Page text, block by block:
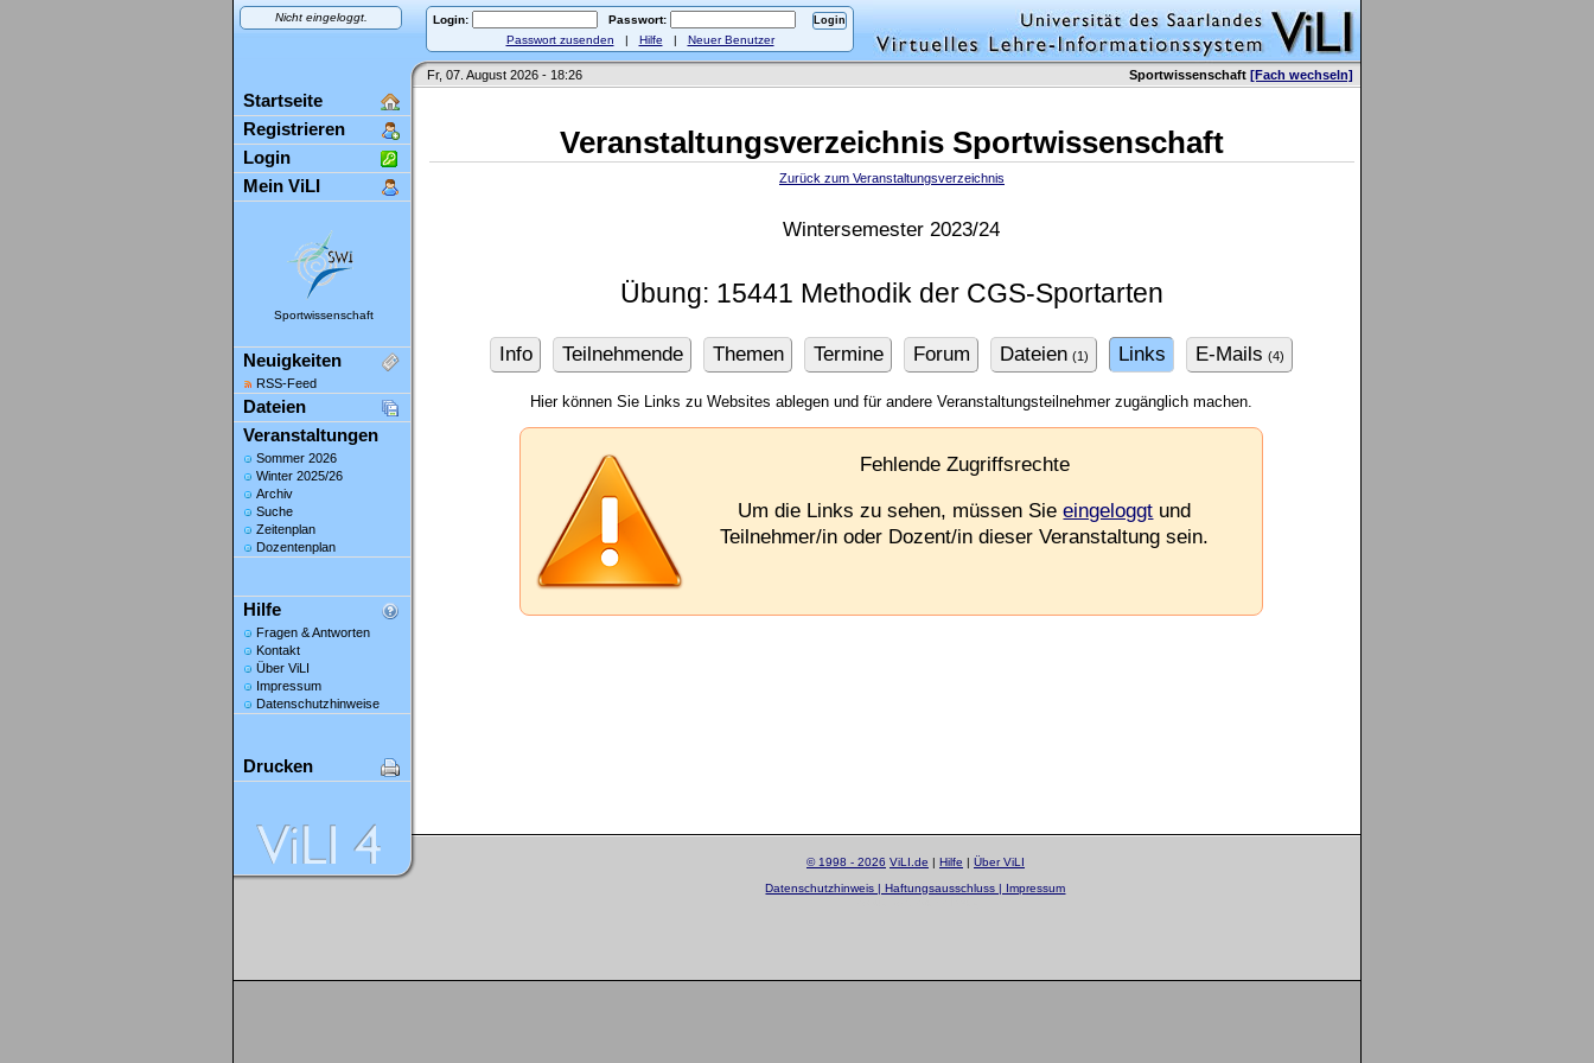
Nicht eingeloggt. Login:
Passwort:
Passwort zusenden | Hilfe | Neuer Benutzer
Fr, 07. August 2026 - 18:26 Sportwissenschaft [Fach wechseln]
Startseite
Registrieren
Login
Mein ViLI
Sportwissenschaft
Neuigkeiten
RSS-Feed
Dateien
Veranstaltungen
Sommer 2026
Winter 2025/26
Archiv
Suche
Zeitenplan
Dozentenplan
Hilfe
Fragen & Antworten
Kontakt
Über ViLI
Impressum
Datenschutzhinweise
Drucken
Veranstaltungsverzeichnis Sportwissenschaft
Zurück zum Veranstaltungsverzeichnis
Wintersemester 2023/24
Übung: 15441 Methodik der CGS-Sportarten
Info Teilnehmende Themen Termine Forum Dateien (1) Links E-Mails (4)
Hier können Sie Links zu Websites ablegen und für andere Veranstaltungsteilnehmer zugänglich machen.
Fehlende Zugriffsrechte
Um die Links zu sehen, müssen Sieeingeloggt und
Teilnehmer/in oder Dozent/in dieser Veranstaltung sein.
© 1998 - 2026 ViLI.de | Hilfe | Über ViLI
Datenschutzhinweis | Haftungsausschluss | Impressum